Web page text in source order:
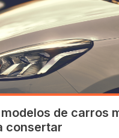
de carros
consertar